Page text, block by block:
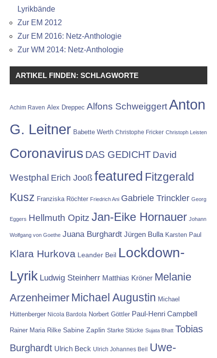
Lyrikbände
Zur EM 2012
Zur EM 2016: Netz-Anthologie
Zur WM 2014: Netz-Anthologie
ARTIKEL FINDEN: SCHLAGWORTE
Achim Raven Alex Dreppec Alfons SchweiggertAnton
G. Leitner Babette Werth Christophe Fricker Christoph Leisten
Coronavirus DAS GEDICHT David
Westphal Erich Jooß featured Fitzgerald
Kusz Franziska Röchter Friedrich Ani Gabriele Trinckler Georg
Eggers Hellmuth Opitz Jan-Eike Hornauer Johann
Wolfgang von Goethe Juana Burghardt Jürgen Bulla Karsten Paul
Klara Hurkova Leander Beil Lockdown-
Lyrik Ludwig Steinherr Matthias Kröner Melanie
Arzenheimer Michael Augustin Michael
Hüttenberger Nicola Bardola Norbert Göttler Paul-Henri Campbell
Rainer Maria Rilke Sabine Zaplin Starke Stücke Sujata Bhatt Tobias
Burghardt Ulrich Beck Ulrich Johannes Beil Uwe-